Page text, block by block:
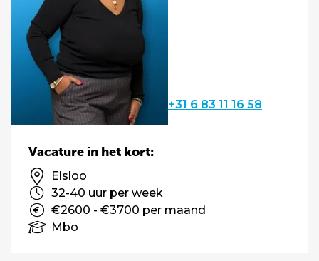
+31 6 83 11 16 58
Vacature in het kort:
Elsloo
32-40 uur per week
€2600 - €3700 per maand
Mbo